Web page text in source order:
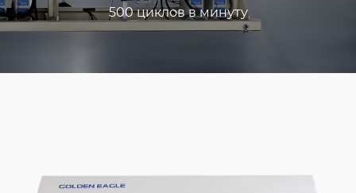
500 циклов в минуту